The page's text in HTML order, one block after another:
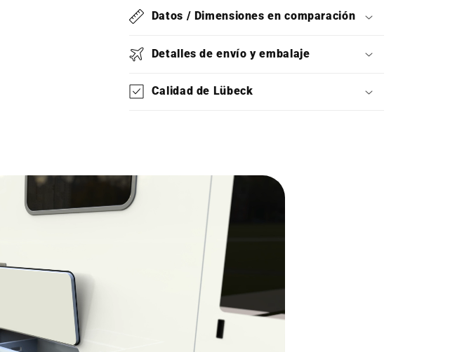
Datos / Dimensiones en comparación
Detalles de envío y embalaje
Calidad de Lübeck